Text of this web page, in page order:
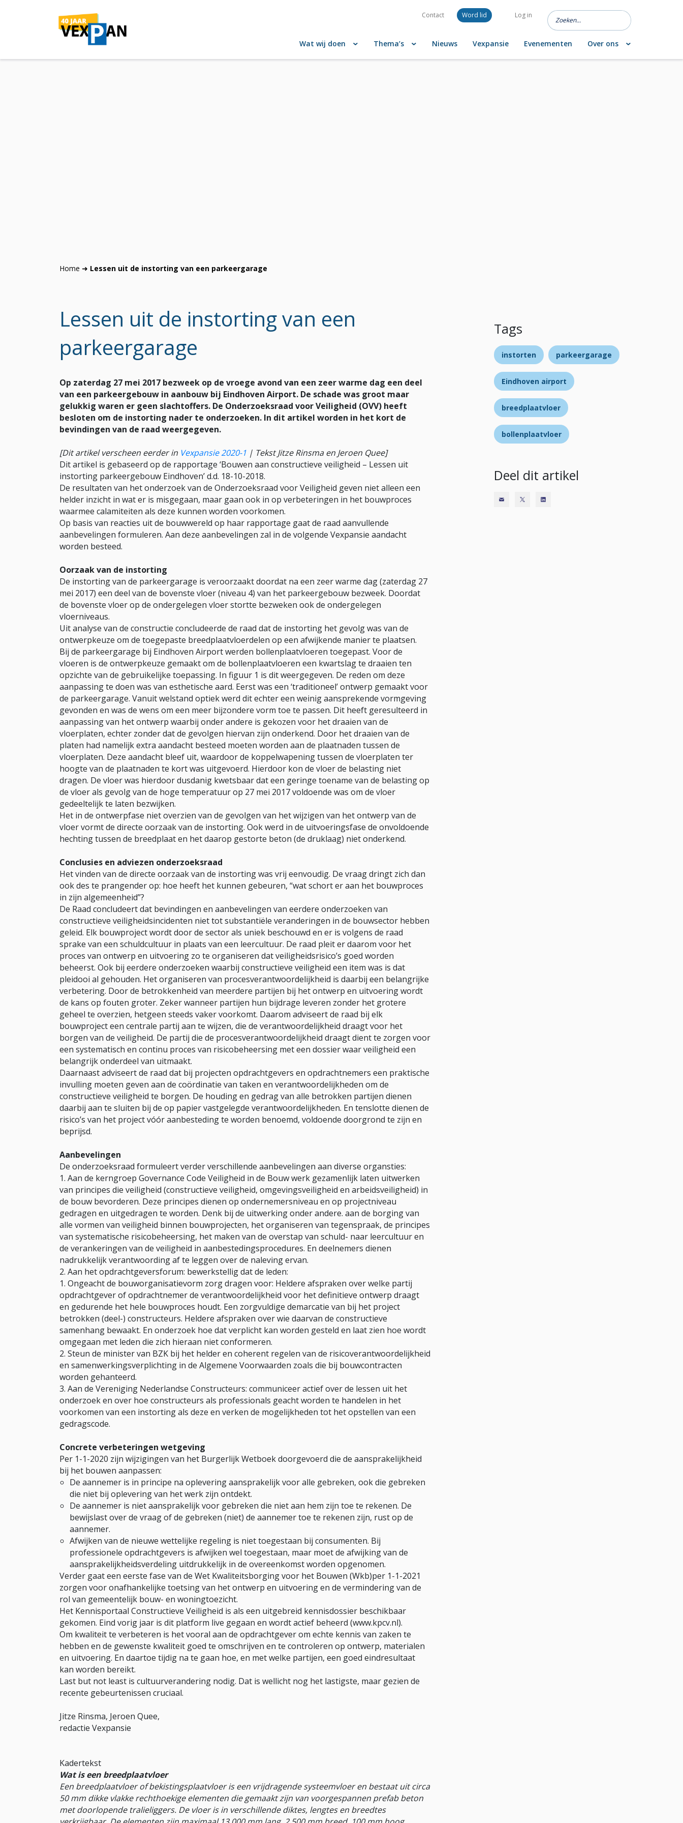
Contact Word lid Log in
Wat wij doen Thema’s Nieuws Vexpansie Evenementen Over ons
Home ➜ Lessen uit de instorting van een parkeergarage
Lessen uit de instorting van een
parkeergarage
Op zaterdag 27 mei 2017 bezweek op de vroege avond van een zeer warme dag een deel
van een parkeergebouw in aanbouw bij Eindhoven Airport. De schade was groot maar
gelukkig waren er geen slachtoffers. De Onderzoeksraad voor Veiligheid (OVV) heeft
besloten om de instorting nader te onderzoeken. In dit artikel worden in het kort de
bevindingen van de raad weergegeven.
[Dit artikel verscheen eerder in Vexpansie 2020-1 | Tekst Jitze Rinsma en Jeroen Quee]
Dit artikel is gebaseerd op de rapportage ‘Bouwen aan constructieve veiligheid – Lessen uit
instorting parkeergebouw Eindhoven’ d.d. 18-10-2018.
De resultaten van het onderzoek van de Onderzoeksraad voor Veiligheid geven niet alleen een
helder inzicht in wat er is misgegaan, maar gaan ook in op verbeteringen in het bouwproces
waarmee calamiteiten als deze kunnen worden voorkomen.
Op basis van reacties uit de bouwwereld op haar rapportage gaat de raad aanvullende
aanbevelingen formuleren. Aan deze aanbevelingen zal in de volgende Vexpansie aandacht
worden besteed.
Oorzaak van de instorting
De instorting van de parkeergarage is veroorzaakt doordat na een zeer warme dag (zaterdag 27
mei 2017) een deel van de bovenste vloer (niveau 4) van het parkeergebouw bezweek. Doordat
de bovenste vloer op de ondergelegen vloer stortte bezweken ook de ondergelegen
vloerniveaus.
Uit analyse van de constructie concludeerde de raad dat de instorting het gevolg was van de
ontwerpkeuze om de toegepaste breedplaatvloerdelen op een afwijkende manier te plaatsen.
Bij de parkeergarage bij Eindhoven Airport werden bollenplaatvloeren toegepast. Voor de
vloeren is de ontwerpkeuze gemaakt om de bollenplaatvloeren een kwartslag te draaien ten
opzichte van de gebruikelijke toepassing. In figuur 1 is dit weergegeven. De reden om deze
aanpassing te doen was van esthetische aard. Eerst was een ‘traditioneel’ ontwerp gemaakt voor
de parkeergarage. Vanuit welstand optiek werd dit echter een weinig aansprekende vormgeving
gevonden en was de wens om een meer bijzondere vorm toe te passen. Dit heeft geresulteerd in
aanpassing van het ontwerp waarbij onder andere is gekozen voor het draaien van de
vloerplaten, echter zonder dat de gevolgen hiervan zijn onderkend. Door het draaien van de
platen had namelijk extra aandacht besteed moeten worden aan de plaatnaden tussen de
vloerplaten. Deze aandacht bleef uit, waardoor de koppelwapening tussen de vloerplaten ter
hoogte van de plaatnaden te kort was uitgevoerd. Hierdoor kon de vloer de belasting niet
dragen. De vloer was hierdoor dusdanig kwetsbaar dat een geringe toename van de belasting op
de vloer als gevolg van de hoge temperatuur op 27 mei 2017 voldoende was om de vloer
gedeeltelijk te laten bezwijken.
Het in de ontwerpfase niet overzien van de gevolgen van het wijzigen van het ontwerp van de
vloer vormt de directe oorzaak van de instorting. Ook werd in de uitvoeringsfase de onvoldoende
hechting tussen de breedplaat en het daarop gestorte beton (de druklaag) niet onderkend.
Conclusies en adviezen onderzoeksraad
Het vinden van de directe oorzaak van de instorting was vrij eenvoudig. De vraag dringt zich dan
ook des te prangender op: hoe heeft het kunnen gebeuren, “wat schort er aan het bouwproces
in zijn algemeenheid”?
De Raad concludeert dat bevindingen en aanbevelingen van eerdere onderzoeken van
constructieve veiligheidsincidenten niet tot substantiële veranderingen in de bouwsector hebben
geleid. Elk bouwproject wordt door de sector als uniek beschouwd en er is volgens de raad
sprake van een schuldcultuur in plaats van een leercultuur. De raad pleit er daarom voor het
proces van ontwerp en uitvoering zo te organiseren dat veiligheidsrisico’s goed worden
beheerst. Ook bij eerdere onderzoeken waarbij constructieve veiligheid een item was is dat
pleidooi al gehouden. Het organiseren van procesverantwoordelijkheid is daarbij een belangrijke
verbetering. Door de betrokkenheid van meerdere partijen bij het ontwerp en uitvoering wordt
de kans op fouten groter. Zeker wanneer partijen hun bijdrage leveren zonder het grotere
geheel te overzien, hetgeen steeds vaker voorkomt. Daarom adviseert de raad bij elk
bouwproject een centrale partij aan te wijzen, die de verantwoordelijkheid draagt voor het
borgen van de veiligheid. De partij die de procesverantwoordelijkheid draagt dient te zorgen voor
een systematisch en continu proces van risicobeheersing met een dossier waar veiligheid een
belangrijk onderdeel van uitmaakt.
Daarnaast adviseert de raad dat bij projecten opdrachtgevers en opdrachtnemers een praktische
invulling moeten geven aan de coördinatie van taken en verantwoordelijkheden om de
constructieve veiligheid te borgen. De houding en gedrag van alle betrokken partijen dienen
daarbij aan te sluiten bij de op papier vastgelegde verantwoordelijkheden. En tenslotte dienen de
risico’s van het project vóór aanbesteding te worden benoemd, voldoende doorgrond te zijn en
beprijsd.
Aanbevelingen
De onderzoeksraad formuleert verder verschillende aanbevelingen aan diverse organsties:
Aan de kerngroep Governance Code Veiligheid in de Bouw werk gezamenlijk laten uitwerken
van principes die veiligheid (constructieve veiligheid, omgevingsveiligheid en arbeidsveiligheid) in
de bouw bevorderen. Deze principes dienen op ondernemersniveau en op projectniveau
gedragen en uitgedragen te worden. Denk bij de uitwerking onder andere. aan de borging van
alle vormen van veiligheid binnen bouwprojecten, het organiseren van tegenspraak, de principes
van systematische risicobeheersing, het maken van de overstap van schuld- naar leercultuur en
de verankeringen van de veiligheid in aanbestedingsprocedures. En deelnemers dienen
nadrukkelijk verantwoording af te leggen over de naleving ervan.
Aan het opdrachtgeversforum: bewerkstellig dat de leden:
Ongeacht de bouworganisatievorm zorg dragen voor: Heldere afspraken over welke partij
opdrachtgever of opdrachtnemer de verantwoordelijkheid voor het definitieve ontwerp draagt
en gedurende het hele bouwproces houdt. Een zorgvuldige demarcatie van bij het project
betrokken (deel-) constructeurs. Heldere afspraken over wie daarvan de constructieve
samenhang bewaakt. En onderzoek hoe dat verplicht kan worden gesteld en laat zien hoe wordt
omgegaan met leden die zich hieraan niet conformeren.
Steun de minister van BZK bij het helder en coherent regelen van de risicoverantwoordelijkheid
en samenwerkingsverplichting in de Algemene Voorwaarden zoals die bij bouwcontracten
worden gehanteerd.
Aan de Vereniging Nederlandse Constructeurs: communiceer actief over de lessen uit het
onderzoek en over hoe constructeurs als professionals geacht worden te handelen in het
voorkomen van een instorting als deze en verken de mogelijkheden tot het opstellen van een
gedragscode.
Concrete verbeteringen wetgeving
Per 1-1-2020 zijn wijzigingen van het Burgerlijk Wetboek doorgevoerd die de aansprakelijkheid
bij het bouwen aanpassen:
De aannemer is in principe na oplevering aansprakelijk voor alle gebreken, ook die gebreken
die niet bij oplevering van het werk zijn ontdekt.
De aannemer is niet aansprakelijk voor gebreken die niet aan hem zijn toe te rekenen. De
bewijslast over de vraag of de gebreken (niet) de aannemer toe te rekenen zijn, rust op de
aannemer.
Afwijken van de nieuwe wettelijke regeling is niet toegestaan bij consumenten. Bij
professionele opdrachtgevers is afwijken wel toegestaan, maar moet de afwijking van de
aansprakelijkheidsverdeling uitdrukkelijk in de overeenkomst worden opgenomen.
Verder gaat een eerste fase van de Wet Kwaliteitsborging voor het Bouwen (Wkb)per 1-1-2021
zorgen voor onafhankelijke toetsing van het ontwerp en uitvoering en de vermindering van de
rol van gemeentelijk bouw- en woningtoezicht.
Het Kennisportaal Constructieve Veiligheid is als een uitgebreid kennisdossier beschikbaar
gekomen. Eind vorig jaar is dit platform live gegaan en wordt actief beheerd (www.kpcv.nl).
Om kwaliteit te verbeteren is het vooral aan de opdrachtgever om echte kennis van zaken te
hebben en de gewenste kwaliteit goed te omschrijven en te controleren op ontwerp, materialen
en uitvoering. En daartoe tijdig na te gaan hoe, en met welke partijen, een goed eindresultaat
kan worden bereikt.
Last but not least is cultuurverandering nodig. Dat is wellicht nog het lastigste, maar gezien de
recente gebeurtenissen cruciaal.
Jitze Rinsma, Jeroen Quee,
redactie Vexpansie
Kadertekst
Wat is een breedplaatvloer
Een breedplaatvloer of bekistingsplaatvloer is een vrijdragende systeemvloer en bestaat uit circa
50 mm dikke vlakke rechthoekige elementen die gemaakt zijn van voorgespannen prefab beton
met doorlopende tralieliggers. De vloer is in verschillende diktes, lengtes en breedtes
Tags
instorten parkeergarage
Eindhoven airport
breedplaatvloer
bollenplaatvloer
Deel dit artikel